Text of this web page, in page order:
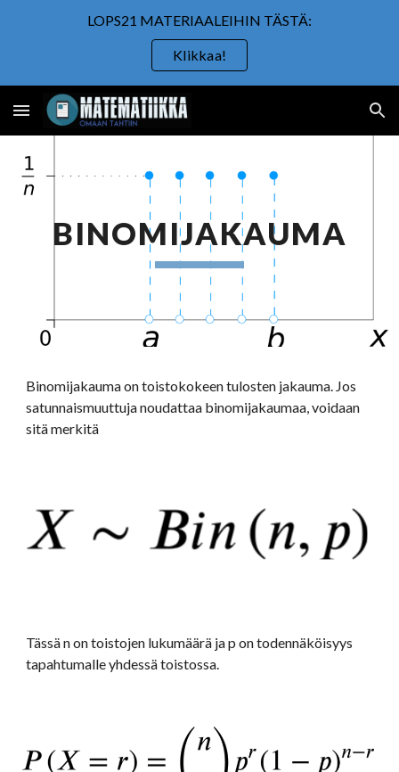
LOPS21 MATERIAALEIHIN TÄSTÄ:
Klikkaa!
BINOMIJAKAUMA
Binomijakauma on toistokokeen tulosten jakauma. Jos
satunnaismuuttuja noudattaa binomijakaumaa, voidaan
sitä merkitä
Tässä n on toistojen lukumäärä ja p on todennäköisyys
tapahtumalle yhdessä toistossa.